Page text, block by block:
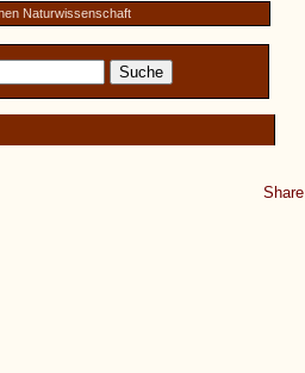
Naturwissenschaft
Share